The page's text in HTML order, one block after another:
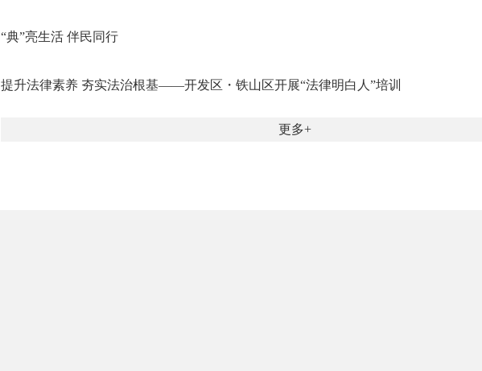
“典”亮生活 伴民同行
提升法律素养 夯实法治根基——开发区・铁山区开展“法律明白人”培训
更多